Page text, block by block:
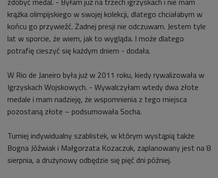
krążka olimpijskiego w swojej kolekcji, dlatego chciałabym w
końcu go przywieźć. Żadnej presji nie odczuwam. Jestem tyle
lat w sporcie, że wiem, jak to wygląda. I może dlatego
potrafię cieszyć się każdym dniem - dodała.
W Rio de Janeiro była już w 2011 roku, kiedy rywalizowała w
Igrzyskach Wojskowych. - Wywalczyłam wtedy dwa złote
medale i mam nadzieję, że wspomnienia z tego miejsca
pozostaną złote – podsumowała Socha.
Turniej indywidualny szablistek, w którym wystąpią także
Bogna Jóźwiak i Małgorzata Kozaczuk, zaplanowany jest na 8
sierpnia, a drużynowy odbędzie się pięć dni później.